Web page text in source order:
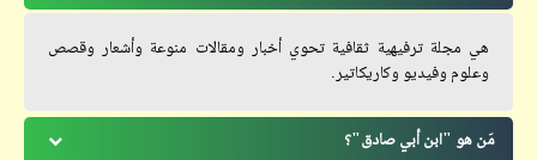
هي مجلة ترفيهية ثقافية تحوي أخبار ومقالات منوعة وأشعار وقصص
وعلوم وفيديو وكاريكاتير.
مَن هو "ابن أبي صادق"؟